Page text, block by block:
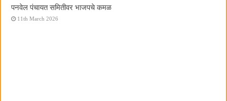
पनवेल पंचायत समितीवर भाजपचे कमळ
11th March 2026